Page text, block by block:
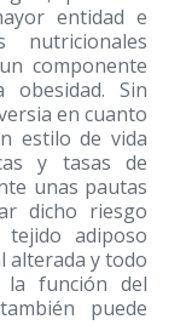
entidad e
nutricionales
componente
Sin
en cuanto
estilo de vida
y tasas de
unas pautas
dicho riesgo
tejido adiposo
alterada y todo
la función del
puede